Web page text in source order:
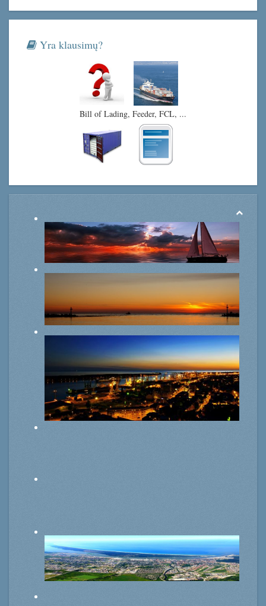
Yra klausimų?
Bill of Lading, Feeder, FCL, ...